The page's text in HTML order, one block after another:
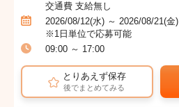
交通費 支給無し
2026/08/12(水) ～ 2026/08/21(金)
※1日単位で応募可能
09:00 ～ 17:00
とりあえず保存
後でまとめてみる